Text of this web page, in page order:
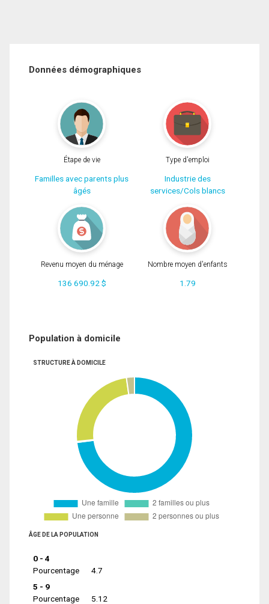
Données démographiques
Étape de vie
Familles avec parents plus
âgés
Type d'emploi
Industrie des
services/Cols blancs
Revenu moyen du ménage
136 690.92 $
Nombre moyen d'enfants
1.79
Population à domicile
STRUCTURE À DOMICILE
ÂGE DE LA POPULATION
0 - 4
Pourcentage
4.7
5 - 9
Pourcentage
5.12